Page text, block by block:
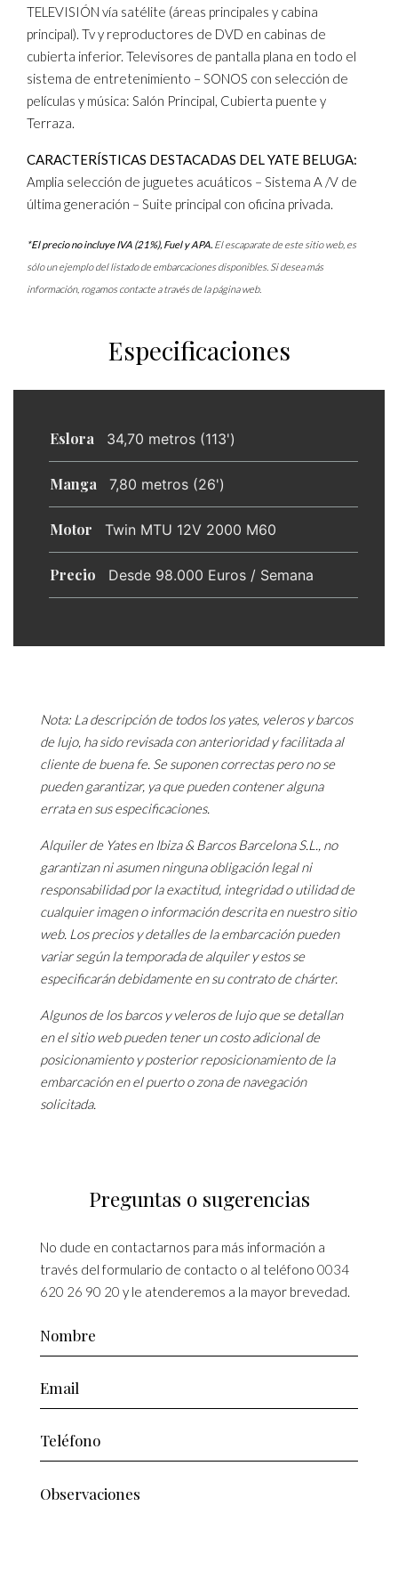
TELEVISIÓN vía satélite (áreas principales y cabina
principal). Tv y reproductores de DVD en cabinas de
cubierta inferior. Televisores de pantalla plana en todo el
sistema de entretenimiento – SONOS con selección de
películas y música: Salón Principal, Cubierta puente y
Terraza.
CARACTERÍSTICAS DESTACADAS DEL YATE BELUGA:
Amplia selección de juguetes acuáticos – Sistema A /V de
última generación – Suite principal con oficina privada.
*El precio no incluye IVA (21%), Fuel y APA. El escaparate de este sitio web, es
sólo un ejemplo del listado de embarcaciones disponibles. Si desea más
información, rogamos contacte a través de la página web.
Especificaciones
Eslora 34,70 metros (113')
Manga 7,80 metros (26')
Motor Twin MTU 12V 2000 M60
Precio Desde 98.000 Euros / Semana
Nota: La descripción de todos los yates, veleros y barcos
de lujo, ha sido revisada con anterioridad y facilitada al
cliente de buena fe. Se suponen correctas pero no se
pueden garantizar, ya que pueden contener alguna
errata en sus especificaciones.
Alquiler de Yates en Ibiza & Barcos Barcelona S.L., no
garantizan ni asumen ninguna obligación legal ni
responsabilidad por la exactitud, integridad o utilidad de
cualquier imagen o información descrita en nuestro sitio
web. Los precios y detalles de la embarcación pueden
variar según la temporada de alquiler y estos se
especificarán debidamente en su contrato de chárter.
Algunos de los barcos y veleros de lujo que se detallan
en el sitio web pueden tener un costo adicional de
posicionamiento y posterior reposicionamiento de la
embarcación en el puerto o zona de navegación
solicitada.
Preguntas o sugerencias
No dude en contactarnos para más información a
través del formulario de contacto o al teléfono 0034
620 26 90 20 y le atenderemos a la mayor brevedad.